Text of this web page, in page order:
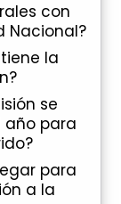
con
Nacional?
la
se
año para
para
a la